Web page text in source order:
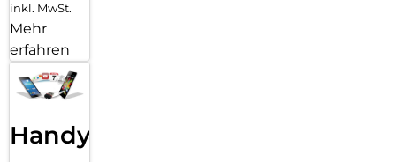
inkl. MwSt.
Mehr
erfahren
Handy